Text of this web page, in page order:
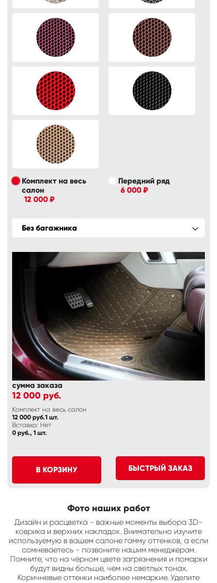
Комплект на весь
салон
12 000 ₽
Передний ряд
6 000 ₽
Без багажника
сумма заказа
12 000 руб.
Комплект на весь салон
12 000 руб.1 шт.
Вставка: Нет
0 руб., 1 шт.
В КОРЗИНУ БЫСТРЫЙ ЗАКАЗ
Фото наших работ
Дизайн и расцветка - важные моменты выбора 3D-
коврика и верхних накладок. Внимательно изучите
используемую в вашем салоне гамму оттенков, а если
сомневаетесь - позвоните нашим менеджерам.
Помните, что на чёрном цвете загрязнения и помарки
будут видны больше, чем на светлых тонах.
Коричневые оттенки наиболее немаркие. Уделите